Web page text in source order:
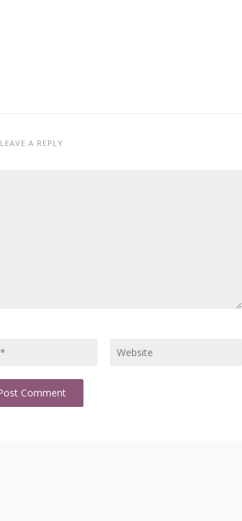
LEAVE A REPLY